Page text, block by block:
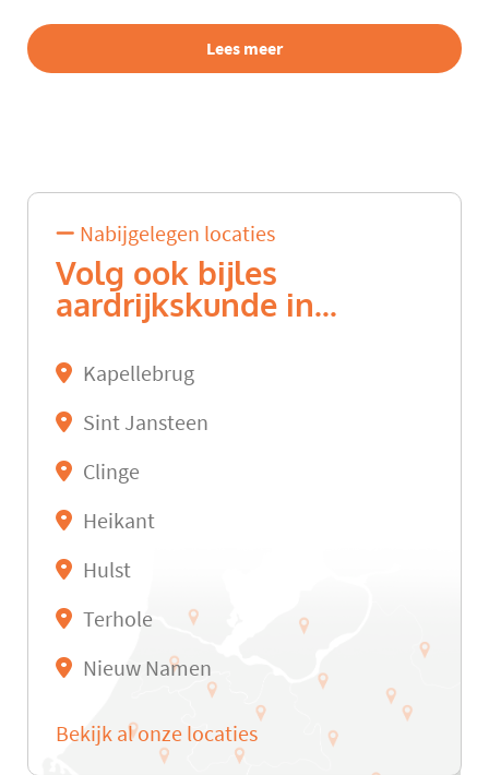
Lees meer
Nabijgelegen locaties
Volg ook bijles
aardrijkskunde in...
Kapellebrug
Sint Jansteen
Clinge
Heikant
Hulst
Terhole
Nieuw Namen
Bekijk al onze locaties